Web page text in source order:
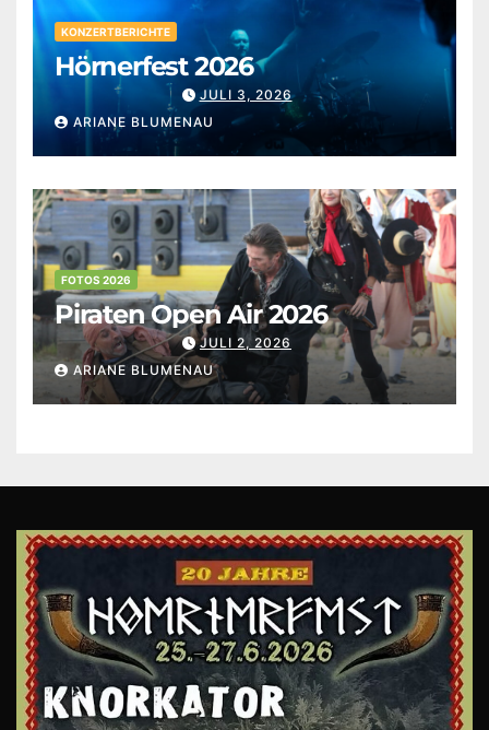
KONZERTBERICHTE
Hörnerfest 2026
JULI 3, 2026
ARIANE BLUMENAU
FOTOS 2026
Piraten Open Air 2026
JULI 2, 2026
ARIANE BLUMENAU